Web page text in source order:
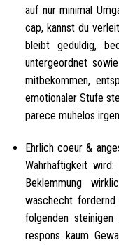
auf nur minimal
cap, kannst du
bleibt geduldig,
untergeordnet
mitbekommen,
emotionaler Stufe
parece muhelos
Ehrlich coeur &
Wahrhaftigkeit
Beklemmung
waschecht
folgenden
respons kaum